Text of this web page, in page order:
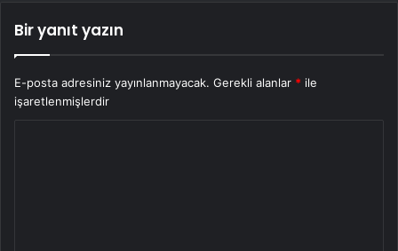
Bir yanıt yazın
E-posta adresiniz yayınlanmayacak. Gerekli alanlar * ile
işaretlenmişlerdir